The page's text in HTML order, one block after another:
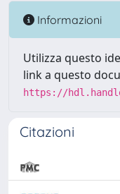
Informazioni
Utilizza questo
link a questo
https://
Citazioni